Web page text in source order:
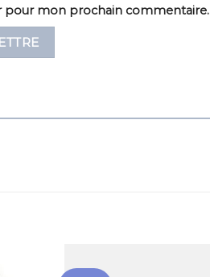
pour mon prochain commentaire.